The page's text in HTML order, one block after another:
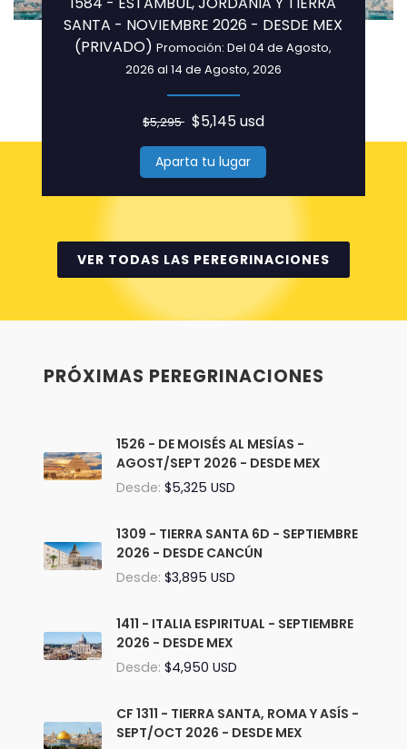
SANTA - NOVIEMBRE 2026 - DESDE MEX
(PRIVADO)Promoción: Del 04 de Agosto,
2026 al 14 de Agosto, 2026
$5,295$5,145 usd
Aparta tu lugar
VER TODAS LAS PEREGRINACIONES
PRÓXIMAS PEREGRINACIONES
1526 - DE MOISÉS AL MESÍAS -
AGOST/SEPT 2026 - DESDE MEX
Desde: $5,325 USD
1309 - TIERRA SANTA 6D - SEPTIEMBRE
2026 - DESDE CANCÚN
Desde: $3,895 USD
1411 - ITALIA ESPIRITUAL - SEPTIEMBRE
2026 - DESDE MEX
Desde: $4,950 USD
CF 1311 - TIERRA SANTA, ROMA Y ASÍS -
SEPT/OCT 2026 - DESDE MEX